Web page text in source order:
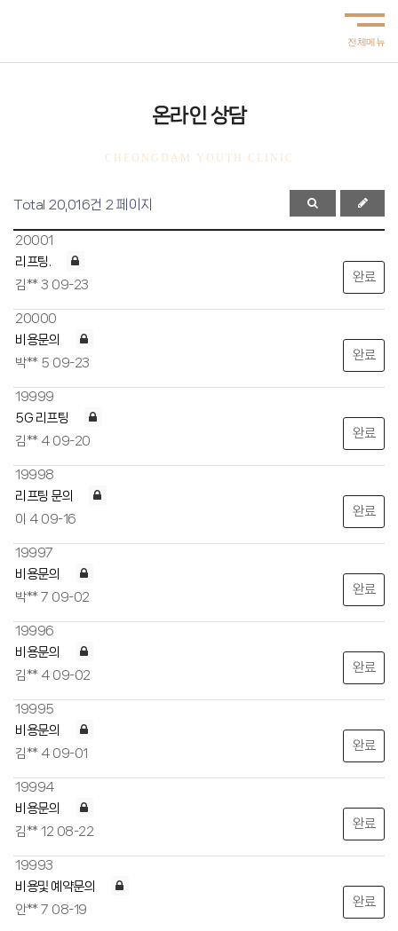
온라인 상담
CHEONGDAM YOUTH CLINIC
Total 20,016건 2 페이지
20001
리프팅.
김** 3 09-23
완료
20000
비용문의
박** 5 09-23
완료
19999
5G 리프팅
김** 4 09-20
완료
19998
리프팅 문의
이 4 09-16
완료
19997
비용문의
박** 7 09-02
완료
19996
비용문의
김** 4 09-02
완료
19995
비용문의
김** 4 09-01
완료
19994
비용문의
김** 12 08-22
완료
19993
비용및 예약문의
안** 7 08-19
완료